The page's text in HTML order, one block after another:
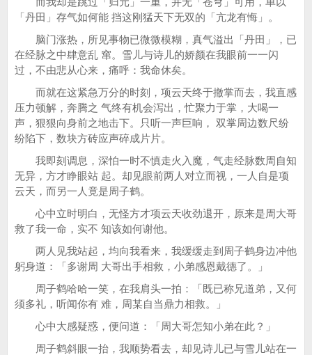
「丹田」存气如何能 挡这刚猛天下无双的「亢龙有悔」。
脑门涨热，所见事物已微微模糊，真气溢出「丹田」，已
在经脉之中肆意乱 窜。雪儿与诗儿的娇颜在我眼前一一闪
过，不由悲从心来，痛呼：我命休矣。
而就在这紧急万分的时刻，项云天终于撤掌而去，我直感
压力顿解，奔腾之 气终有机会泻出，忙聚力于掌，大喝一
声，狠狠向身前之地击下。只听一声巨响， 双掌周边数尺纷
纷陷下，数块方砖应声碎成片片。
我即刻调息，深怕一时不慎走火入魔，气走经脉数周自知
无异，方才睁眼站 起。却见眼前两人对立而视，一人自是项
云天，而另一人竟是周子鹤。
心中立时明白，无怪方才项云天收劲退开，原来是周大哥
救了我一命，实不 知该如何谢他。
两人见我站起，均向我看来，我缓缓走到周子鹤身边冲他
躬身道：「多谢周 大哥出手相救，小弟感恩戴德了。」
周子鹤哈哈一笑，在我肩头一拍：「既已称兄道弟，又何
须多礼，听闻你有 难，周某自当鼎力相救。」
心中大感疑惑，便问道：「周大哥怎知小弟在此？」
周子鹤斜眼一抬，我顺势看去，却见诗儿已与雪儿站在一